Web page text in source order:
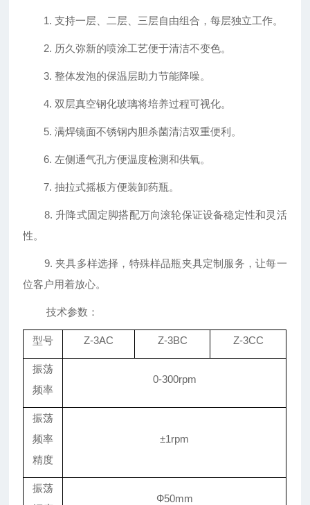
1. 支持一层、二层、三层自由组合，每层独立工作。
2. 历久弥新的喷涂工艺便于清洁不变色。
3. 整体发泡的保温层助力节能降噪。
4. 双层真空钢化玻璃将培养过程可视化。
5. 满焊镜面不锈钢内胆杀菌清洁双重便利。
6. 左侧通气孔方便温度检测和供氧。
7. 抽拉式摇板方便装卸药瓶。
8. 升降式固定脚搭配万向滚轮保证设备稳定性和灵活
性。
9. 夹具多样选择，特殊样品瓶夹具定制服务，让每一
位客户用着放心。
技术参数：
型号 Z-3AC Z-3BC Z-3CC
振荡
频率
0-300rpm
振荡
频率
精度
±1rpm
振荡
Ф50mm